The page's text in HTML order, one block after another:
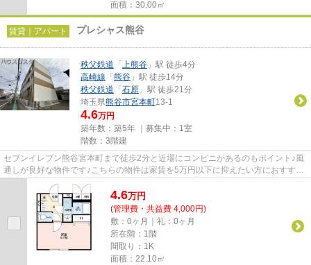
面積：30.00㎡
賃貸｜アパート プレシャス熊谷
秩父鉄道 「 上熊谷 」駅 徒歩4分
高崎線 「 熊谷 」駅 徒歩14分
秩父鉄道 「 石原 」駅 徒歩21分
埼玉県熊谷市宮本町13-1
4.6万円
築年数：築5年 ｜募集中： 1室
階数：3階建
セブンイレブン熊谷宮本町まで徒歩2分と近場にコンビニがあるのもポイント♪風
通しが良好な物件です♪こちらの物件は家賃を5万円以下に抑えたい方におすすめ
です♪気になるイチオシ物件情...
4.6万円
(管理費・共益費 4,000円)
敷：0ヶ月｜礼：0ヶ月
所在階：1階
間取り：1K
面積：22.10㎡